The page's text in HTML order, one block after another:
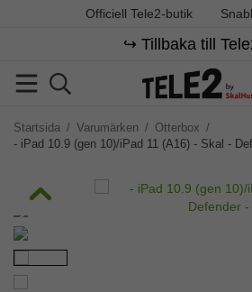
Officiell Tele2-butik
↪️ Tillbaka till
Startsida / Varumärken / Otterbox /
- iPad 10.9 (gen 10)/iPad 11 (A16) - Skal -